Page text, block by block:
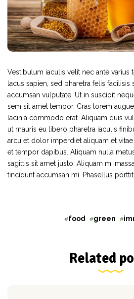
Vestibulum iaculis velit nec ante varius
lacus sapien, sed pharetra felis facilisis
accumsan vulputate. Ut in suscipit
sem sit amet tempor. Cras lorem
lacinia commodo erat. Aliquam quis
ut mauris eu libero pharetra iaculis
arcu et dolor imperdiet aliquam et
et tempor dapibus. Aliquam nulla
sagittis sit amet justo. Aliquam mi
tincidunt accumsan mi. Phasellus
food green
Related